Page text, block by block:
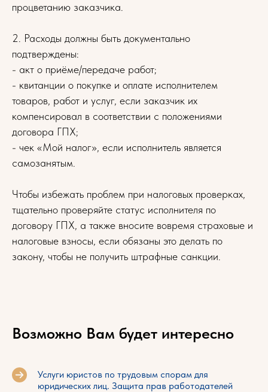
процветанию заказчика.
2. Расходы должны быть документально
подтверждены:
- акт о приёме/передаче работ;
- квитанции о покупке и оплате исполнителем
товаров, работ и услуг, если заказчик их
компенсировал в соответствии с положениями
договора ГПХ;
- чек «Мой налог», если исполнитель является
самозанятым.
Чтобы избежать проблем при налоговых проверках,
тщательно проверяйте статус исполнителя по
договору ГПХ, а также вносите вовремя страховые и
налоговые взносы, если обязаны это делать по
закону, чтобы не получить штрафные санкции.
Возможно Вам будет интересно
Услуги юристов по трудовым спорам для
юридических лиц. Защита прав работодателей